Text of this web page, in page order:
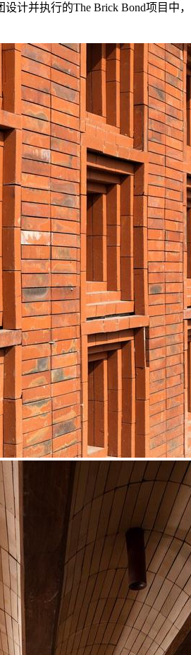
计并执行的The Brick Bond项目中